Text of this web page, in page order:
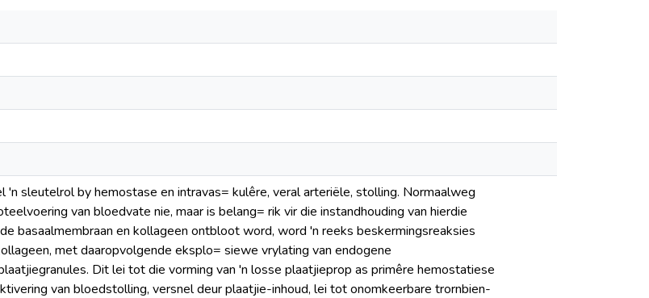
'n sleutelrol by hemostase en intravas= kulêre, veral arteriële, stolling. Normaalweg
van bloedvate nie, maar is belang= rik vir die instandhouding van hierdie
basaalmembraan en kollageen ontbloot word, word 'n reeks beskermingsreaksies
met daaropvolgende eksplo= siewe vrylating van endogene
Dit lei tot die vorming van 'n losse plaatjieprop as primêre hemostatiese
van bloedstolling, versnel deur plaatjie-inhoud, lei tot onomkeerbare trornbien-